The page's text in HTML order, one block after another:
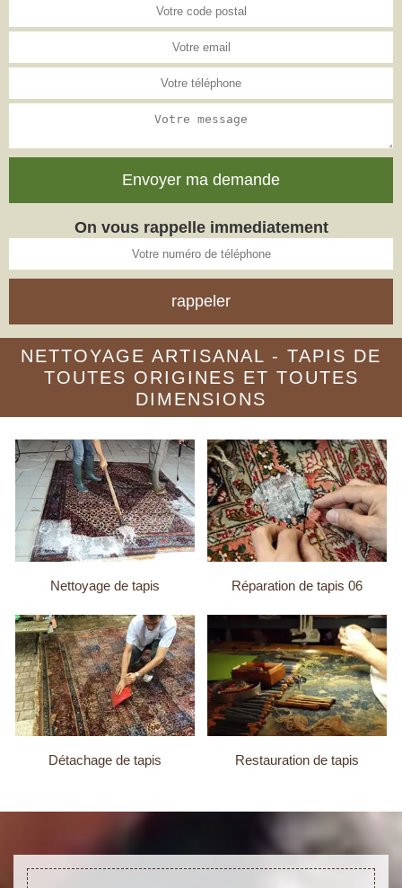
On vous rappelle immediatement
NETTOYAGE ARTISANAL - TAPIS DE
TOUTES ORIGINES ET TOUTES
DIMENSIONS
Nettoyage de tapis Réparation de tapis 06
Détachage de tapis Restauration de tapis